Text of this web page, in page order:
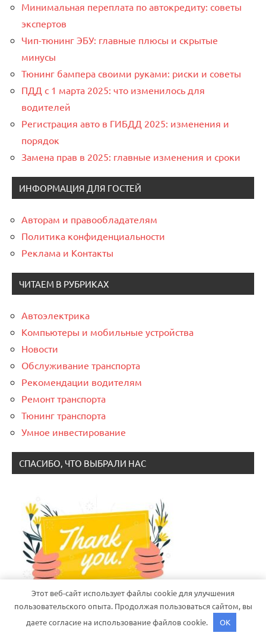
Минимальная переплата по автокредиту: советы
экспертов
Чип-тюнинг ЭБУ: главные плюсы и скрытые
минусы
Тюнинг бампера своими руками: риски и советы
ПДД с 1 марта 2025: что изменилось для
водителей
Регистрация авто в ГИБДД 2025: изменения и
порядок
Замена прав в 2025: главные изменения и сроки
ИНФОРМАЦИЯ ДЛЯ ГОСТЕЙ
Авторам и правообладателям
Политика конфиденциальности
Реклама и Контакты
ЧИТАЕМ В РУБРИКАХ
Автоэлектрика
Компьютеры и мобильные устройства
Новости
Обслуживание транспорта
Рекомендации водителям
Ремонт транспорта
Тюнинг транспорта
Умное инвестирование
СПАСИБО, ЧТО ВЫБРАЛИ НАС
Тема WordPress: Dynamico от ThemeZee.
Этот веб-сайт использует файлы cookie для улучшения
пользовательского опыта. Продолжая пользоваться сайтом, вы
даете согласие на использование файлов cookie.
OK